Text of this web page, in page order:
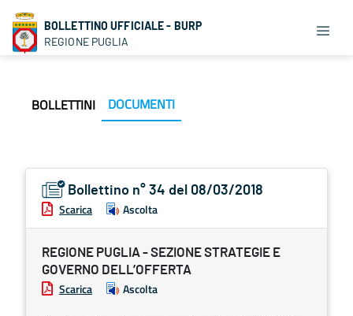
BOLLETTINO UFFICIALE - BURP
REGIONE PUGLIA
BOLLETTINI DOCUMENTI
Bollettino n° 34 del 08/03/2018
Scarica Ascolta
REGIONE PUGLIA - SEZIONE STRATEGIE E
GOVERNO DELL’OFFERTA
Scarica Ascolta